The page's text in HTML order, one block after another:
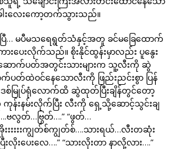
ါးလေးကော့တက်သွားသည်။
ြီ… မပီမသရေရွတ်သံနှင့်အတူ ခင်မခြေထောက်
ကားပေးလိုက်သည်။ စိုးနိုင်ထွန်းမှာလည်း ပူနွေး
ာက်ပတ်အတွင်းသားများက သူ့လီးကို ဆွဲ
ပတ်ထဲဝင်နေသောလီးကို ဖြည်းညင်းစွာ ပြန်
မြုပ်ရုံလောက်ထိ ဆွဲထုတ်ပြီးချိန်တွင်တော့
ကုန်းနမ်းလိုက်ပြီး လီးကို ရှေ့သို့ဆောင့်သွင်းချ
ဗလွတ်…ဗြွတ်….” “ဖွတ်…
းးးးးးကျွတ်စ်ကျွတ်စ်….သားရယ်…လီးတဆုံး
လိုးပေးလေ….” “သားလိုးတာ နာလို့လား….”